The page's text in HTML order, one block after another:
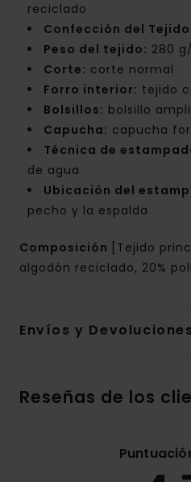
reciclado
Confección del
Peso del tejido: 280
Corte: corte normal
Forro interior: tejido
Bolsillos: bolsillo
Capucha: capucha
Técnica de
de agua
Ubicación del
pecho y la espalda
Composición
[Tejido
algodón reciclado, 20%
Envíos y Devoluciones
Reseñas de los